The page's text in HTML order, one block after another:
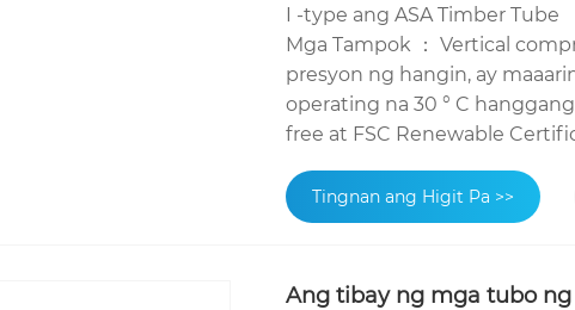
I -type ang ASA Timber Tube
Mga Tampok ： Vertical
presyon ng hangin, ay
operating na 30 ° C
free at FSC Renewable
Tingnan ang Higit Pa >>
Ang tibay ng mga tubo